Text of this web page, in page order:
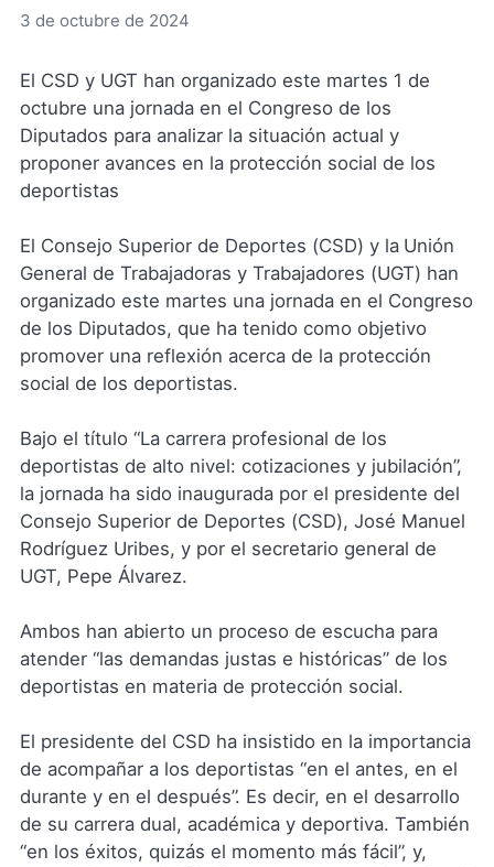
3 de octubre de 2024
El CSD y UGT han organizado este martes 1 de
octubre una jornada en el Congreso de los
Diputados para analizar la situación actual y
proponer avances en la protección social de los
deportistas
El Consejo Superior de Deportes (CSD) y la Unión
General de Trabajadoras y Trabajadores (UGT) han
organizado este martes una jornada en el Congreso
de los Diputados, que ha tenido como objetivo
promover una reflexión acerca de la protección
social de los deportistas.
Bajo el título “La carrera profesional de los
deportistas de alto nivel: cotizaciones y jubilación”,
la jornada ha sido inaugurada por el presidente del
Consejo Superior de Deportes (CSD), José Manuel
Rodríguez Uribes, y por el secretario general de
UGT, Pepe Álvarez.
Ambos han abierto un proceso de escucha para
atender “las demandas justas e históricas” de los
deportistas en materia de protección social.
El presidente del CSD ha insistido en la importancia
de acompañar a los deportistas “en el antes, en el
durante y en el después”. Es decir, en el desarrollo
de su carrera dual, académica y deportiva. También
“en los éxitos, quizás el momento más fácil”, y,